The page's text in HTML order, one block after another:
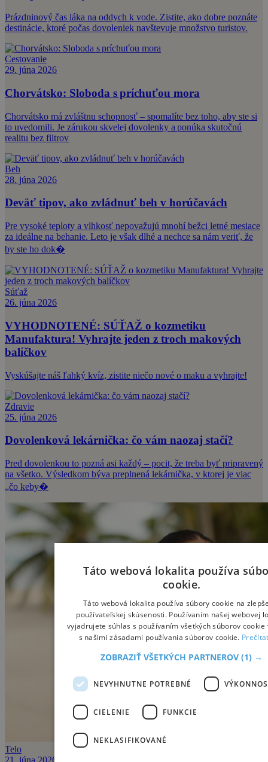
Prázdninový čas láka na oddych k vode. Zistite, ako dobre poznáte
destinácie, ktoré počas dovoleniek navštevuje množstvo turistov.
Cestovanie
29. júna 2026
Chorvátsko: Sloboda s príchuťou mora
Chorvátsko má zvláštnu schopnosť – spomalíte bez toho, aby ste si
to uvedomili. Je zárukou skvelej dovolenky a ponúka skutočnú
realitu bez filtrov
Beh
28. júna 2026
Deväť tipov, ako zvládnuť beh v horúčavách
Pre vysoké teploty a vlhkosť nepovažujú mnohí bežci letné mesiace
za ideálne na behanie. Leto je však dlhé a nechce sa nám veriť, že
by ste ho dok�
Súťaž
26. júna 2026
VYHODNOTENÉ: SÚŤAŽ o kozmetiku
Manufaktura! Vyhrajte jeden z troch makových
balíčkov
Vyskúšajte náš ľahký kvíz, zistite niečo nové o maku a vyhrajte!
Zdravie
25. júna 2026
Dovolenková lekárnička: čo vám naozaj stačí?
Pred dovolenkou to pozná asi každý – pocit, že treba byť pripravený
na všetko. Výsledkom býva preplnená lekárnička, v ktorej je viac
„čo keby�
Telo
21. júna 2026
Táto webová lokalita používa
cookie.
Táto webová lokalita používa súbory cookie na
používateľskej skúsenosti. Používaním našej webovej
vyjadrujete súhlas s používaním všetkých súborov cookie
s našimi zásadami používania súborov cookie.
ZOBRAZIŤ VŠETKÝCH PARTNEROV(1) →
NEVYHNUTNE POTREBNÉ
CIELENIE FUNKCIE
NEKLASIFIKOVANÉ